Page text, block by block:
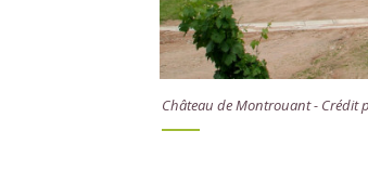
Château de Montrouant - Crédit